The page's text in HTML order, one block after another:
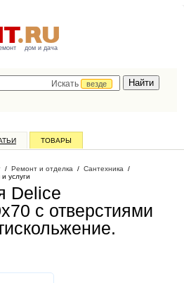
дом и дача
Искать
везде
ТОВАРЫ
/ Ремонт и отделка / Сантехника /
услуги
Delice
с отверстиями
.